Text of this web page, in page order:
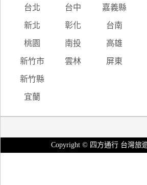
台北 台中 嘉義縣
新北 彰化 台南
桃園 南投 高雄
新竹市 雲林 屏東
新竹縣
宜蘭
Copyright © 四方通行 台灣旅